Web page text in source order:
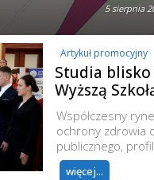
5 sierpnia
Artykuł promocyjny
Studia blisko
Wyższą
Współczesny
ochrony zdrowia
publicznego,
więcej...